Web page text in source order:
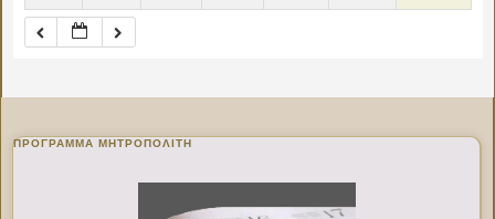
ΠΡΌΓΡΑΜΜΑ ΜΗΤΡΟΠΟΛΊΤΗ